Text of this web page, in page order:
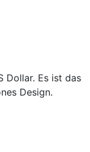
Dollar. Es ist das
Design.